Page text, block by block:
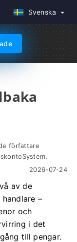
Svenska
författare
2026-07-24
av de
–
och
i det
till pengar.